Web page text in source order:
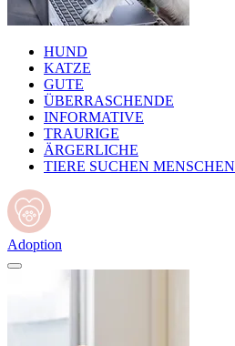
HUND
KATZE
GUTE
ÜBERRASCHENDE
INFORMATIVE
TRAURIGE
ÄRGERLICHE
TIERE SUCHEN MENSCHEN
Adoption